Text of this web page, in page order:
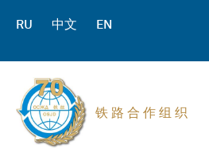
RU 中文 EN
铁 路 合 作 组 织